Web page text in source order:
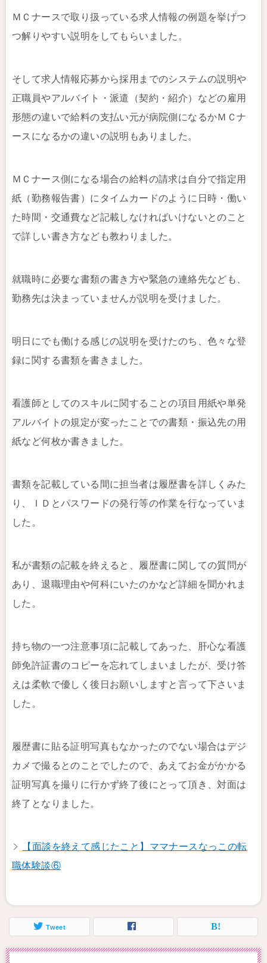
ＭＣナースで取り扱っている求人情報の例題を挙げつ
つ解りやすい説明をしてもらいました。
そして求人情報応募から採用までのシステムの説明や
正職員やアルバイト・派遣（契約・紹介）などの雇用
形態の違いで給料の支払い元が病院側になるかＭＣナ
ースになるかの違いの説明もありました。
ＭＣナース側になる場合の給料の請求は自分で指定用
紙（勤務報告書）にタイムカードのように日時・働い
た時間・交通費など記載しなければいけないとのこと
で詳しい書き方なども教わりました。
就職時に必要な書類の書き方や緊急の連絡先なども、
勤務先は決まっていませんが説明を受けました。
明日にでも働ける感じの説明を受けたのち、色々な登
録に関する書類を書きました。
看護師としてのスキルに関することの項目用紙や単発
アルバイトの規定が変ったことでの書類・振込先の用
紙など何枚か書きました。
書類を記載している間に担当者は履歴書を詳しくみた
り、ＩＤとパスワードの発行等の作業を行なっていま
した。
私が書類の記載を終えると、履歴書に関しての質問が
あり、退職理由や何科にいたのかなど詳細を聞かれま
した。
持ち物の一つ注意事項に記載してあった、肝心な看護
師免許証書のコピーを忘れてしまいましたが、受け答
えは柔軟で優しく後日お願いしますと言って下さいま
した。
履歴書に貼る証明写真もなかったのでない場合はデジ
カメで撮るとのことでしたので、あえてお金がかかる
証明写真を撮りに行かず終了後にとって頂き、対面は
終了となりました。
【面談を終えて感じたこと】ママナースなっこの転
職体験談⑥
Tweet